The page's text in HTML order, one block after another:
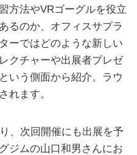
方法やVRゴーグルを役立
るのか、オフィスサプラ
ーではどのような新しい
クチャーや出展者プレゼ
いう側面から紹介。ラウ
れます。
、次回開催にも出展を予
ジムの山口和男さんにお